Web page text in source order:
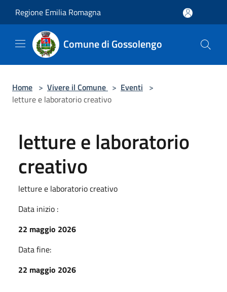
Regione Emilia Romagna
Comune di Gossolengo
Home > Vivere il Comune > Eventi >
letture e laboratorio creativo
letture e laboratorio
creativo
letture e laboratorio creativo
Data inizio :
22 maggio 2026
Data fine:
22 maggio 2026